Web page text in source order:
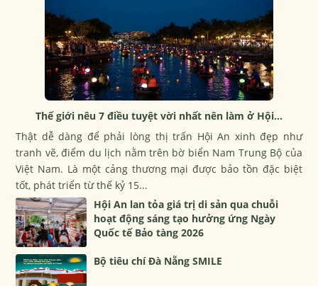
Thế giới nêu 7 điều tuyệt vời nhất nên làm ở Hội...
Thật dễ dàng để phải lòng thị trấn Hội An xinh đẹp như
tranh vẽ, điểm du lịch nằm trên bờ biển Nam Trung Bộ của
Việt Nam. Là một cảng thương mại được bảo tồn đặc biệt
tốt, phát triển từ thế kỷ 15...
Hội An lan tỏa giá trị di sản qua chuỗi
hoạt động sáng tạo hưởng ứng Ngày
Quốc tế Bảo tàng 2026
Bộ tiêu chí Đà Nẵng SMILE